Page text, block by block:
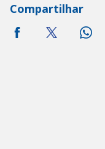
Compartilhar